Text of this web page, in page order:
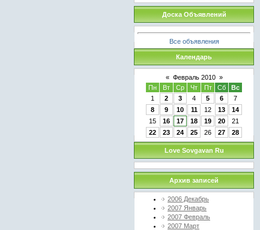
Доска Объявлений
Все объявления
Календарь
« Февраль 2010 »
Пн
Вт Ср Чт Пт Сб
Вс
1
2 3 4 5 6
7
8
9 10 11 12 13
14
15
16 17 18 19 20
21
22
23 24 25 26 27 28
Love Sovgavan Ru
Архив записей
2006 Декабрь
2007 Январь
2007 Февраль
2007 Март